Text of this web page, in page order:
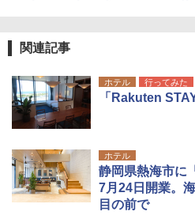
関連記事
ホテル 行ってみた
「Rakuten
ホテル
静岡県熱海市に
7月24日開業。
目の前で